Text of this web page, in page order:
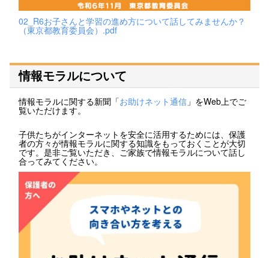
02_R6お子さんと学習の進め方について話してみませんか？
（東京都教育委員会）.pdf
情報モラルについて
情報モラルに関する新聞「お助けネット通信 」をWeb上でご
覧いただけます。
子供たちがインターネットを安全に活用するためには、保護
者の方々が情報モラルに関する知識をもっておくことが大切
です。是非ご覧いただき、ご家族で情報モラルについて話し
合ってみてください。